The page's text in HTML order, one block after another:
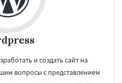
и создать сайт на
вопросы с представлением